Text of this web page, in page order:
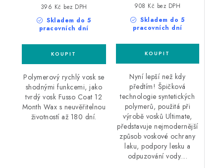
Skladem do 5
pracovních dní
396 Kč bez DPH
Polymerový rychlý vosk se
shodnými funkcemi, jako
tvrdý vosk Fusso Coat 12
Month Wax s neuvěřitelnou
životností až 180 dní.
Skladem do 5
pracovních dní
908 Kč bez DPH
Nyní lepší než kdy
předtím! Špičková
technologie syntetických
polymerů, použitá při
výrobě vosků Ultimate,
představuje nejmodernější
způsob voskové ochrany
laku, podpory lesku a
odpuzování vody....